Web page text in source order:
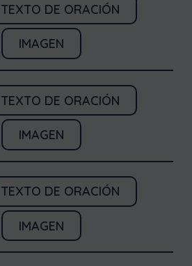
TEXTO DE ORACIÓN
IMAGEN
TEXTO DE ORACIÓN
IMAGEN
TEXTO DE ORACIÓN
IMAGEN